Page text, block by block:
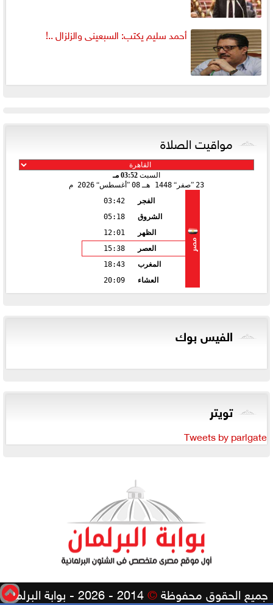
أحمد سليم يكتب: السبعينى والزلزال ..!
مواقيت الصلاة
السبت 03:52 مـ
23
صفر 1448 هـ 08 أغسطس 2026 م
مصر
الفجر
03:42
الشروق
05:18
الظهر
12:01
العصر
15:38
المغرب
18:43
العشاء
20:09
الفيس بوك
تويتر
Tweets by parlgate
جميع الحقوق محفوظة©